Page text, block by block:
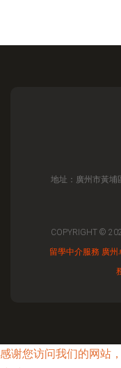
地址：廣州市黃埔
COPYRIGHT ©
留學中介服務 廣州
感谢您访问我们的网站